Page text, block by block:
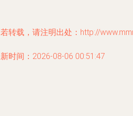
转载，请注明出处：http://
时间：2026-08-06 00:51:47